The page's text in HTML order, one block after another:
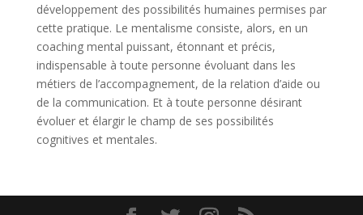
développement des possibilités humaines permises par
cette pratique. Le mentalisme consiste, alors, en un
coaching mental puissant, étonnant et précis,
indispensable à toute personne évoluant dans les
métiers de l’accompagnement, de la relation d’aide ou
de la communication. Et à toute personne désirant
évoluer et élargir le champ de ses possibilités
cognitives et mentales.